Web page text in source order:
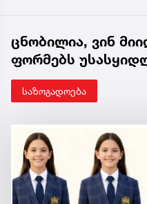
ცნობილია, ვინ
ფორმებს
საზოგადოება